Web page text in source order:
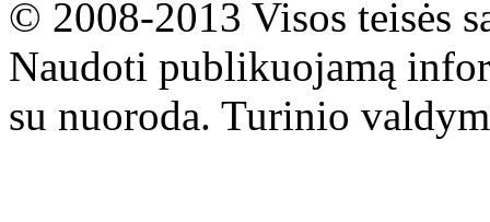
© 2008-2013 Visos teisės
Naudoti publikuojamą
su nuoroda. Turinio